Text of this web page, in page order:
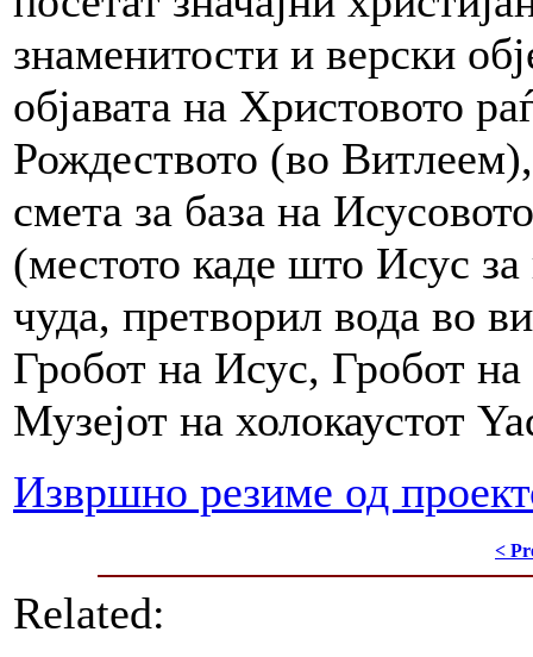
знаменитости и верски
објавата на Христовото
Рождеството (во
смета за база на
(местото каде што Исус
чуда, претворил вода во
Гробот на Исус, Гробот
Музејот на холокаустот
Извршно резиме од
<
Related: